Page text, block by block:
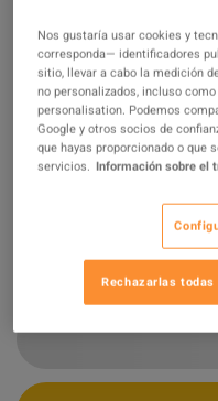
Fortnite - It's
Epic
99.08% de 3426669
6 MÁS OFERTAS
Nos gustaría usar cookies y
corresponda— identificadores
sitio, llevar a cabo la medición
no personalizados, incluso
personalisation. Podemos
Google y otros socios de
que hayas proporcionado o que
servicios. Información sobre el
Rechazarlas todas